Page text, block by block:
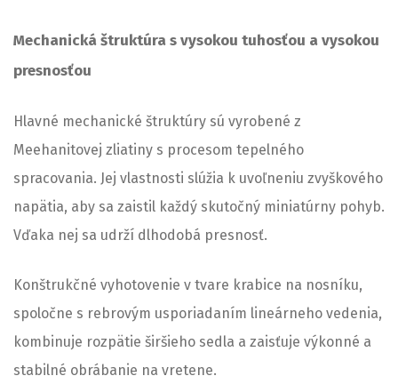
Mechanická štruktúra s vysokou tuhosťou a vysokou
presnosťou
Hlavné mechanické štruktúry sú vyrobené z
Meehanitovej zliatiny s procesom tepelného
spracovania. Jej vlastnosti slúžia k uvoľneniu zvyškového
napätia, aby sa zaistil každý skutočný miniatúrny pohyb.
Vďaka nej sa udrží dlhodobá presnosť.
Konštrukčné vyhotovenie v tvare krabice na nosníku,
spoločne s rebrovým usporiadaním lineárneho vedenia,
kombinuje rozpätie širšieho sedla a zaisťuje výkonné a
stabilné obrábanie na vretene.